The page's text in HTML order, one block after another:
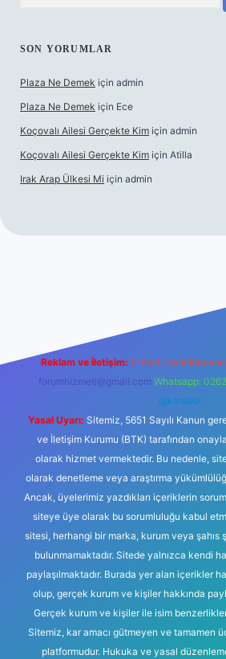
SON YORUMLAR
Plaza Ne Demek için admin
Plaza Ne Demek için Ece
Koçovalı Ailesi Gerçekte Kim için admin
Koçovalı Ailesi Gerçekte Kim için Atilla
Irak Arap Ülkesi Mi için admin
Reklam ve İletişim: E-mail:
forumhizmeti@gmail.com Whatsapp:
@karabul
Yasal Uyarı: Sitemiz, 5651 Sayılı Kanun
ve İletişim Kurumu (BTK) tarafından
olarak hizmet vermektedir. Bu nedenle,
olarak denetleme veya araştırma
Ancak, üyelerimiz yazdıkları içeriklerin
siteye üye olarak bu sorumluluğu kabul
sitesi, herhangi bir marka, kurum veya şahıs
bulunmamaktadır. Sitede yalnızca kendi
paylaşılmaktadır. Burada yer alan içerikler
olup, gerçek kurum ve kişiler hakkında
Gerçek kurum ve kişiler ile isim
Sitemiz, kar amacı gütmeyen ve tamamen
platformudur. Hukuka ve yasal